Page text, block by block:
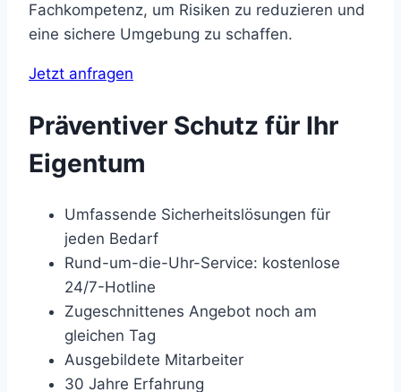
Fachkompetenz, um Risiken zu reduzieren und
eine sichere Umgebung zu schaffen.
Jetzt anfragen
Präventiver Schutz für Ihr
Eigentum
Umfassende Sicherheitslösungen für
jeden Bedarf
Rund-um-die-Uhr-Service: kostenlose
24/7-Hotline
Zugeschnittenes Angebot noch am
gleichen Tag
Ausgebildete Mitarbeiter
30 Jahre Erfahrung